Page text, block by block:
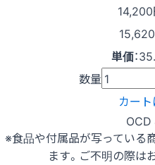
14,200
単価：
数量
カー
※食品や付属品が写っている
ます。ご不明の際は